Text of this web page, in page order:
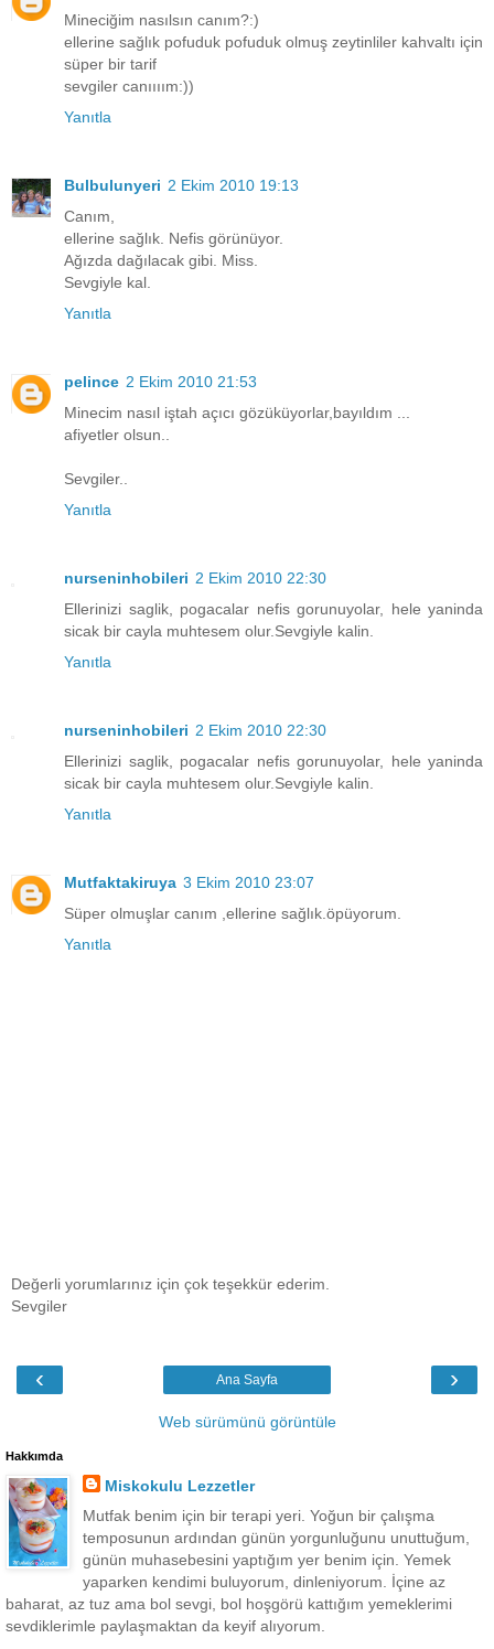
Mineciğim nasılsın canım?:)
ellerine sağlık pofuduk pofuduk olmuş zeytinliler kahvaltı için
süper bir tarif
sevgiler canıııım:))
Yanıtla
Bulbulunyeri 2 Ekim 2010 19:13
Canım,
ellerine sağlık. Nefis görünüyor.
Ağızda dağılacak gibi. Miss.
Sevgiyle kal.
Yanıtla
pelince 2 Ekim 2010 21:53
Minecim nasıl iştah açıcı gözüküyorlar,bayıldım ...
afiyetler olsun..
Sevgiler..
Yanıtla
nurseninhobileri 2 Ekim 2010 22:30
Ellerinizi saglik, pogacalar nefis gorunuyolar, hele yaninda
sicak bir cayla muhtesem olur.Sevgiyle kalin.
Yanıtla
nurseninhobileri 2 Ekim 2010 22:30
Ellerinizi saglik, pogacalar nefis gorunuyolar, hele yaninda
sicak bir cayla muhtesem olur.Sevgiyle kalin.
Yanıtla
Mutfaktakiruya 3 Ekim 2010 23:07
Süper olmuşlar canım ,ellerine sağlık.öpüyorum.
Yanıtla
Değerli yorumlarınız için çok teşekkür ederim.
Sevgiler
‹ ›
Ana Sayfa
Web sürümünü görüntüle
Hakkımda
Miskokulu Lezzetler
Mutfak benim için bir terapi yeri. Yoğun bir çalışma
temposunun ardından günün yorgunluğunu unuttuğum,
günün muhasebesini yaptığım yer benim için. Yemek
yaparken kendimi buluyorum, dinleniyorum. İçine az
baharat, az tuz ama bol sevgi, bol hoşgörü kattığım yemeklerimi
sevdiklerimle paylaşmaktan da keyif alıyorum.